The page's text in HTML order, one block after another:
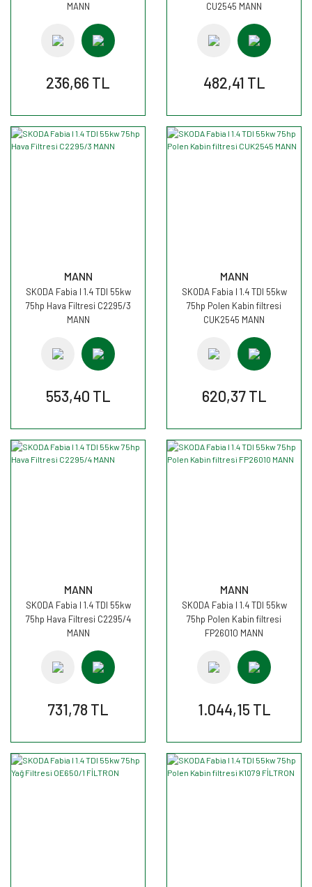
MANN
236,66 TL
CU2545 MANN
482,41 TL
MANN
SKODA Fabia I 1.4 TDI 55kw
75hp Hava Filtresi C2295/3
MANN
553,40 TL
MANN
SKODA Fabia I 1.4 TDI 55kw
75hp Polen Kabin filtresi
CUK2545 MANN
620,37 TL
MANN
SKODA Fabia I 1.4 TDI 55kw
75hp Hava Filtresi C2295/4
MANN
731,78 TL
MANN
SKODA Fabia I 1.4 TDI 55kw
75hp Polen Kabin filtresi
FP26010 MANN
1.044,15 TL